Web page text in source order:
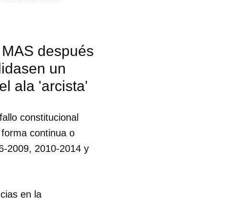
después
un
ala 'arcista'
constitucional
continua o
2009, 2010-2014 y
en la